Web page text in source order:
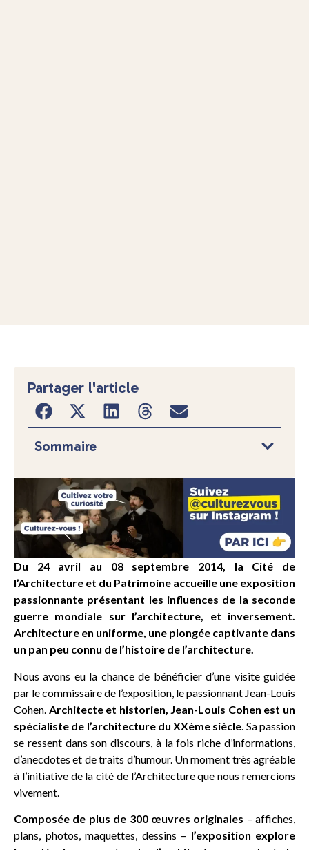
Du 24 avril au 08 septembre 2014, la Cité de
l’Architecture et du Patrimoine accueille une exposition
passionnante présentant les influences de la seconde
guerre mondiale sur l’architecture, et inversement.
Architecture en uniforme, une plongée captivante dans
un pan peu connu de l’histoire de l’architecture.
Nous avons eu la chance de bénéficier d’une visite guidée
par le commissaire de l’exposition, le passionnant Jean-Louis
Cohen. Architecte et historien, Jean-Louis Cohen est un
spécialiste de l’architecture du XXème siècle . Sa passion
se ressent dans son discours, à la fois riche d’informations,
d’anecdotes et de traits d’humour. Un moment très agréable
à l’initiative de la cité de l’Architecture que nous remercions
vivement.
Composée de plus de 300 œuvres originales – affiches,
plans, photos, maquettes, dessins – l’exposition explore
Partager l'article
Sommaire